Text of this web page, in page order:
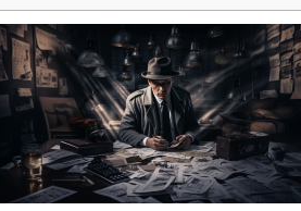
Våra övriga sajter
Utbildning
Rekryteringsguiden
MALMÖ
FÖRETAGS­ANPASSAD